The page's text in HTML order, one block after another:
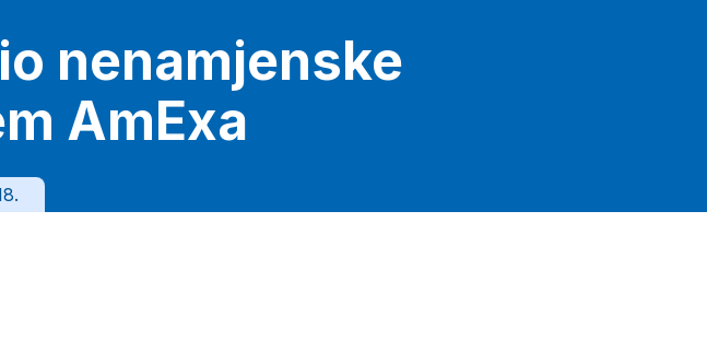
nenamjenske
AmExa